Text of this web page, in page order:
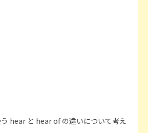
hear と hear of の違いについて考え